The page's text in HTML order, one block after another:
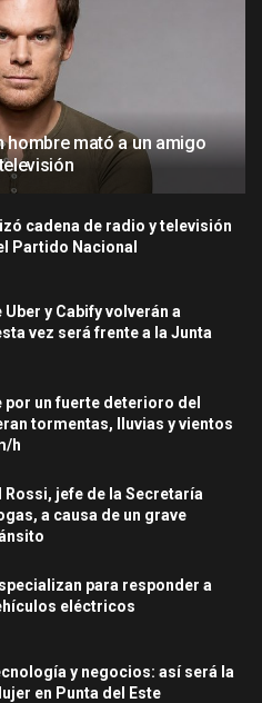
hombre mató a un amigo
cadena de radio y televisión
Partido Nacional
y Cabify volverán a
vez será frente a la Junta
por un fuerte deterioro del
tormentas, lluvias y vientos
h
Rossi, jefe de la Secretaría
a causa de un grave
para responder a
eléctricos
y negocios: así será la
en Punta del Este